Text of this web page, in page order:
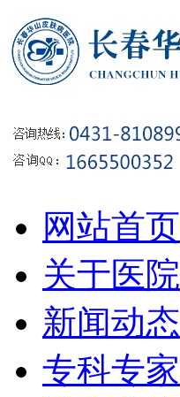
网站首页
关于医院
新闻动态
专科专家